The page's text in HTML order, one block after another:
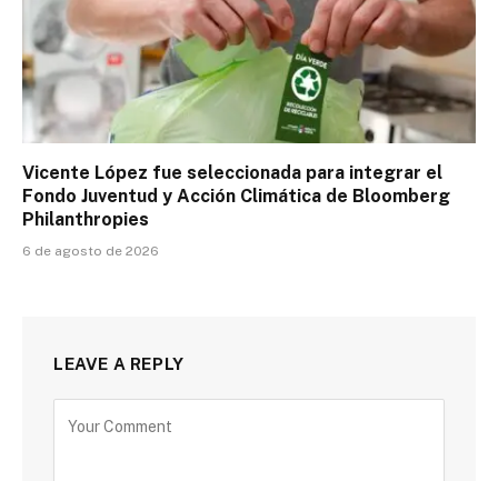
Vicente López fue seleccionada para integrar el
Fondo Juventud y Acción Climática de Bloomberg
Philanthropies
6 de agosto de 2026
LEAVE A REPLY